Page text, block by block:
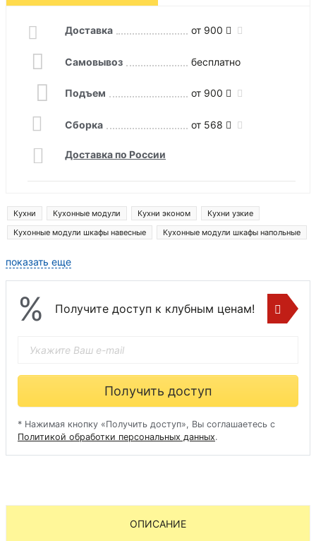
Доставка от 900
Самовывоз бесплатно
Подъем от 900
Сборка от 568
Доставка по России
Кухни Кухонные модули Кухни эконом
Кухни узкие
Кухонные модули шкафы навесные
Кухонные модули шкафы напольные
показать еще
% Получите доступ к клубным ценам!
Получить доступ
* Нажимая кнопку «Получить доступ», Вы соглашаетесь с
Политикой обработки персональных данных.
ОПИСАНИЕ